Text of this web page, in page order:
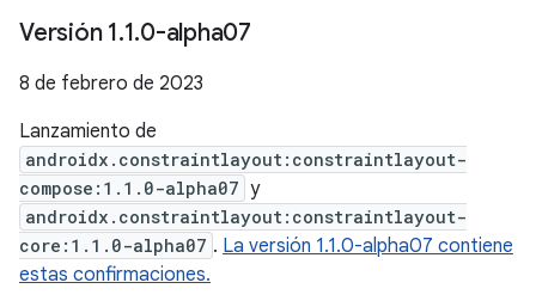
Versión 1.1.0-alpha07
8 de febrero de 2023
Lanzamiento de
androidx.constraintlayout:constraintlayout-
compose:1.1.0-alpha07 y
androidx.constraintlayout:constraintlayout-
core:1.1.0-alpha07 . La versión 1.1.0-alpha07 contiene
estas confirmaciones.